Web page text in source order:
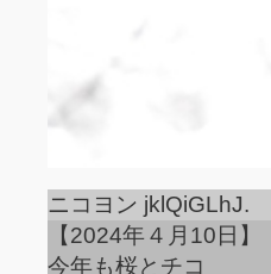
ニコヨン jklQiGLhJ.
【2024年４月10日】
今年も桜とチコ